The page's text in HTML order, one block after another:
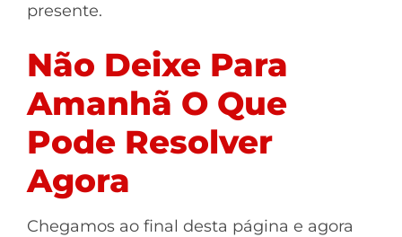
presente.
Não Deixe Para
Amanhã O Que
Pode Resolver
Agora
Chegamos ao final desta página e agora